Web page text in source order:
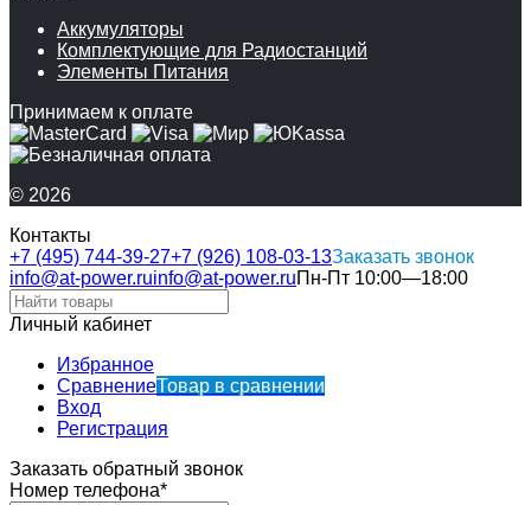
Аккумуляторы
Комплектующие для Радиостанций
Элементы Питания
Принимаем к оплате
© 2026
Контакты
+7 (495) 744-39-27+7 (926) 108-03-13Заказать звонок
info@at-power.ruinfo@at-power.ruПн-Пт 10:00—18:00
Личный кабинет
Избранное
СравнениеТовар в сравнении
Вход
Регистрация
Заказать обратный звонок
Номер телефона*